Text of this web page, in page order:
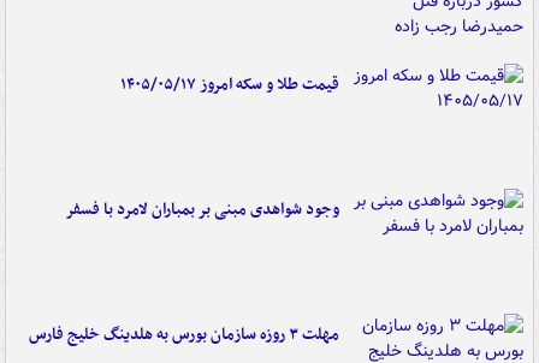
قیمت طلا و سکه امروز ۱۴۰۵/۰۵/۱۷
وجود شواهدی مبنی بر بمباران لامرد با فسفر
مهلت ۳ روزه سازمان بورس به هلدینگ خلیج فارس